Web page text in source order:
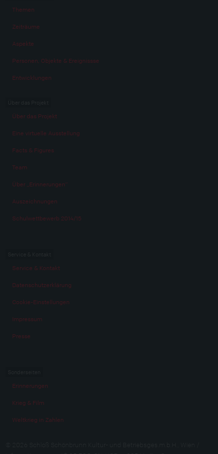
Themen
Zeiträume
Aspekte
Personen, Objekte & Ereignissse
Entwicklungen
Über das Projekt
Eine virtuelle Ausstellung
Facts & Figures
Team
Über „Erinnerungen“
Auszeichnungen
Schulwettbewerb 2014/15
Service & Kontakt
Datenschutzerklärung
Cookie-Einstellungen
Impressum
Presse
Erinnerungen
Krieg & Film
Weltkrieg in Zahlen